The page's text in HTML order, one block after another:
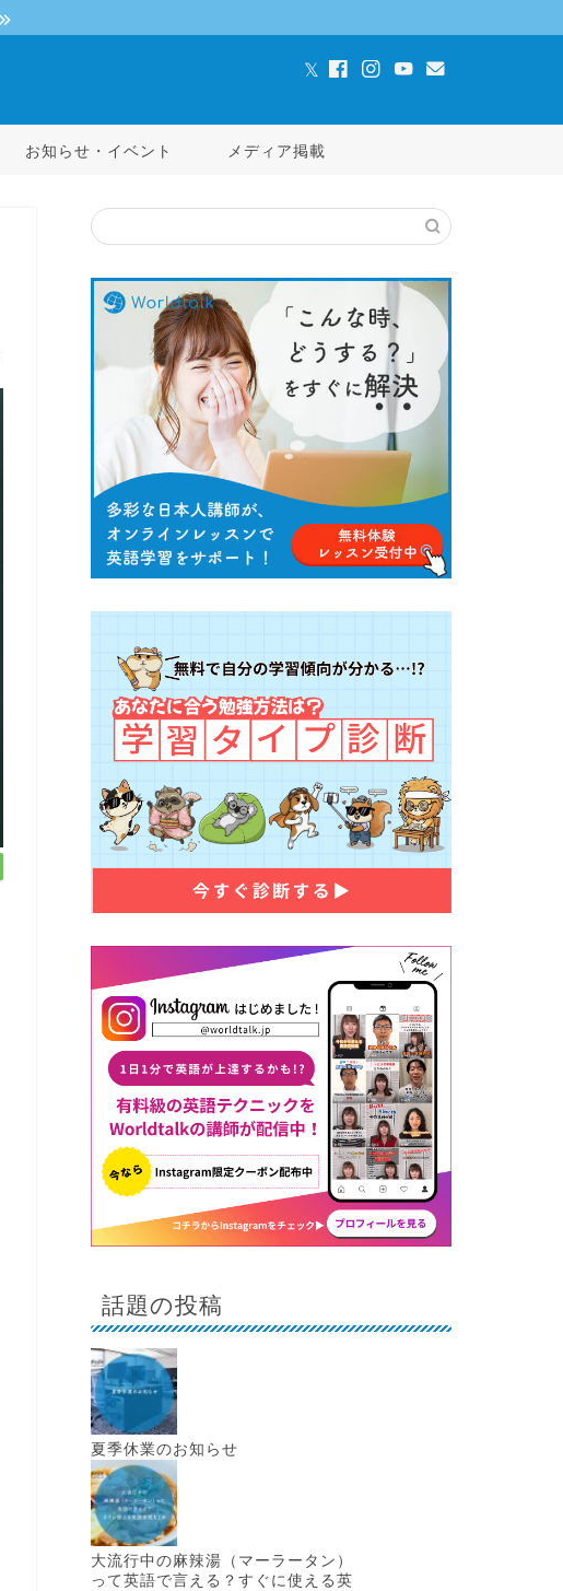
お知らせ・イベント メディア掲載
話題の投稿
夏季休業のお知らせ
大流行中の麻辣湯（マーラータン）
って英語で言える？すぐに使える英